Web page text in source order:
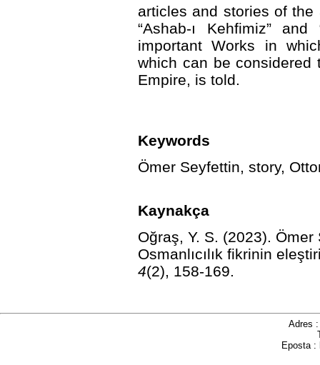
articles and stories of
“Ashab-ı Kehfimiz”
important Works in
which can be considered
Empire, is told.
Keywords
Ömer Seyfettin, story,
Kaynakça
Oğraş, Y. S. (2023).
Osmanlıcılık fikrinin
4(2), 158-169.
Adres
Eposta :